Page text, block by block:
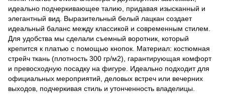
идеально подчеркивающее талию, придавая изысканный и
элегантный вид. Выразительный белый лацкан создает
идеальный баланс между классикой и современным стилем.
Для удобства мы сделали съемный воротник, который
крепится к платью с помощью кнопок. Материал: костюмная
стрейч ткань (плотность 300 гр/м2), гарантирующая комфорт
и превосходную посадку на фигуре. Идеально подходит для
официальных мероприятий, деловых встреч или вечерних
выходов, подчеркивая стиль и утонченность владелицы.